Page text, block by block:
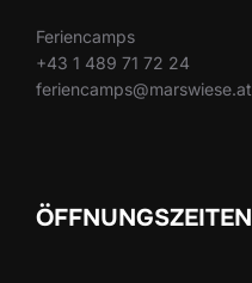
Feriencamps
+43 1 489 71 72 24
feriencamps@marswiese.at
ÖFFNUNGSZEITEN